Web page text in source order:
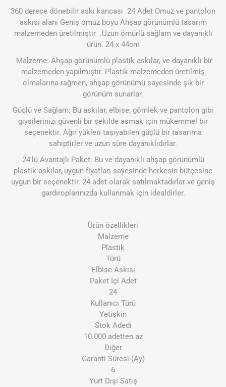
360 derece dönebilir askı kancası 24 Adet Omuz ve pantolon
askısı alanı Geniş omuz boyu Ahşap görünümlü tasarım
malzemeden üretilmiştir .Uzun ömürlü sağlam ve dayanıklı
ürün. 24 x 44cm
Malzeme: Ahşap görünümlü plastik askılar, ve dayanıklı bir
malzemeden yapılmıştır. Plastik malzemeden üretilmiş
olmalarına rağmen, ahşap görünümü sayesinde şık bir
görünüm sunarlar.
Güçlü ve Sağlam: Bu askılar, elbise, gömlek ve pantolon gibi
giysilerinizi güvenli bir şekilde asmak için mükemmel bir
seçenektir. Ağır yükleri taşıyabilen güçlü bir tasarıma
sahiptirler ve uzun süre dayanıklıdırlar.
24'lü Avantajlı Paket: Bu ve dayanıklı ahşap görünümlü
plastik askılar, uygun fiyatları sayesinde herkesin bütçesine
uygun bir seçenektir. 24 adet olarak satılmaktadırlar ve geniş
gardıroplarınızda kullanmak için idealdirler.
Ürün özellikleri
Malzeme
Plastik
Türü
Elbise Askısı
Paket İçi Adet
24
Kullanıcı Türü
Yetişkin
Stok Adedi
10.000 adetten az
Diğer
Garanti Süresi (Ay)
6
Yurt Dışı Satış